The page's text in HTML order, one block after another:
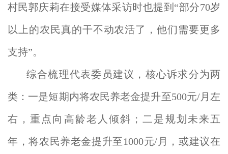
村民郭庆莉在接受媒体采访时也提到“部分70岁
以上的农民真的干不动农活了，他们需要更多
支持”。
综合梳理代表委员建议，核心诉求分为两
类：一是短期内将农民养老金提升至500元/月左
右，重点向高龄老人倾斜；二是规划未来五
年，将农民养老金提升至1000元/月，或建议在